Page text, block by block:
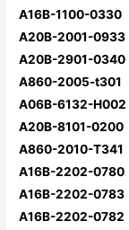
A16B-1100-0330
A20B-2001-0933
A20B-2901-0340
A860-2005-t301
A06B-6132-H002
A20B-8101-0200
A860-2010-T341
A16B-2202-0780
A16B-2202-0783
A16B-2202-0782